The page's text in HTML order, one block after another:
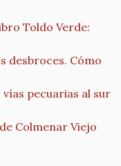
Toldo Verde:
desbroces. Cómo
pecuarias al sur
Colmenar Viejo